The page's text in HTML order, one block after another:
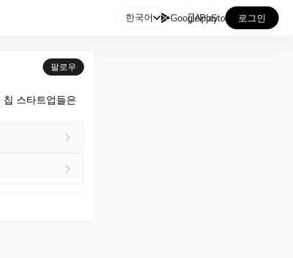
한국어 GooglePlay
AppStore 로그인
팔로우
스타트업들은